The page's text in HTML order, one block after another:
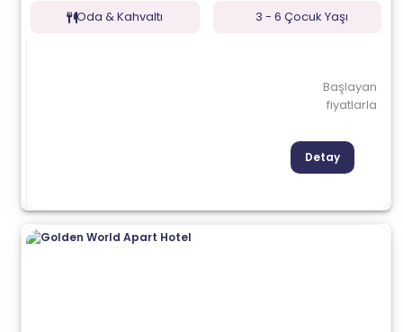
Oda & Kahvaltı 3 - 6 Çocuk Yaşı
Başlayan
fiyatlarla
Detay